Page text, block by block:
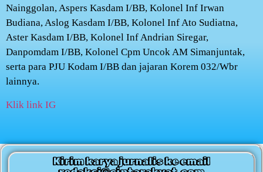
Nainggolan, Aspers Kasdam I/BB, Kolonel Inf Irwan
Budiana, Aslog Kasdam I/BB, Kolonel Inf Ato Sudiatna,
Aster Kasdam I/BB, Kolonel Inf Andrian Siregar,
Danpomdam I/BB, Kolonel Cpm Uncok AM Simanjuntak,
serta para PJU Kodam I/BB dan jajaran Korem 032/Wbr
lainnya.
Klik link IG
Kirim karya jurnalis ke email